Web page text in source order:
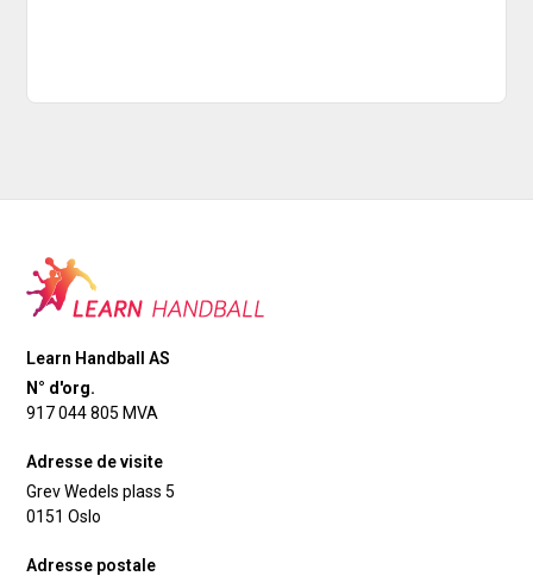
Learn Handball AS
N° d'org.
917 044 805 MVA
Adresse de visite
Grev Wedels plass 5
0151 Oslo
Adresse postale